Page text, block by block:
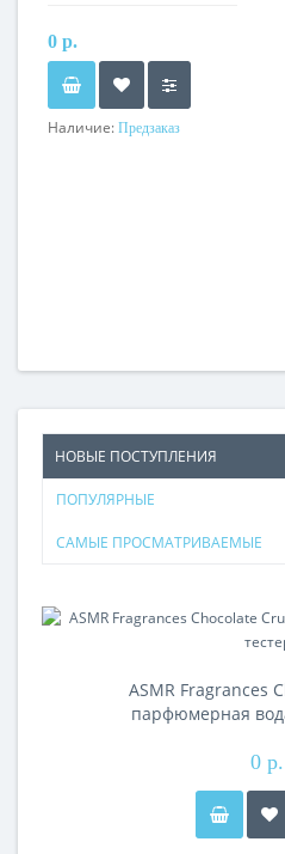
0 р.
Наличие: Предзаказ
НОВЫЕ ПОСТУПЛЕНИЯ
ПОПУЛЯРНЫЕ
САМЫЕ ПРОСМАТРИВАЕМЫЕ
ASMR Fragrances
парфюмерная
0 р.